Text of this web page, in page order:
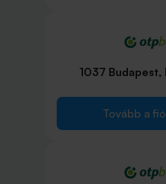
1037 Budapest,
Tovább a